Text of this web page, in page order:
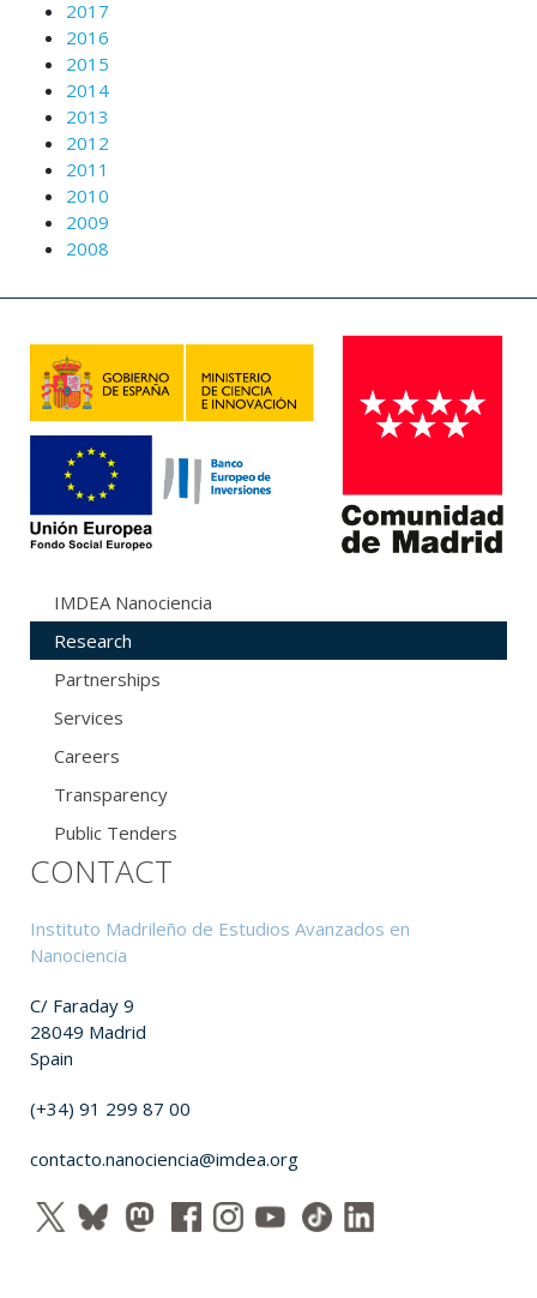
2017
2016
2015
2014
2013
2012
2011
2010
2009
2008
IMDEA Nanociencia
Research
Partnerships
Services
Careers
Transparency
Public Tenders
CONTACT
Instituto Madrileño de Estudios Avanzados en
Nanociencia
C/ Faraday 9
28049 Madrid
Spain
(+34) 91 299 87 00
contacto.nanociencia@imdea.org